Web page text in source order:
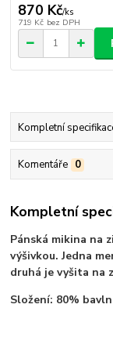
870 Kč/ks
719 Kč bez DPH
Kompletní
Komentáře 0
Kompletní
Pánská mikina na
výšivkou. Jedna
druhá je vyšita na
Složení: 80%